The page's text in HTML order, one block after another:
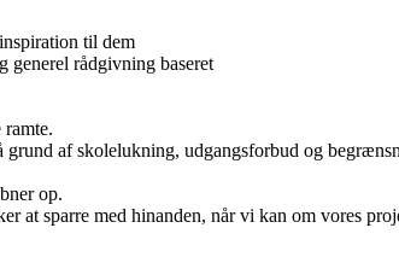
til dem
generel rådgivning baseret
af skolelukning, udgangsforbud og
op.
at sparre med hinanden, når vi kan om vores